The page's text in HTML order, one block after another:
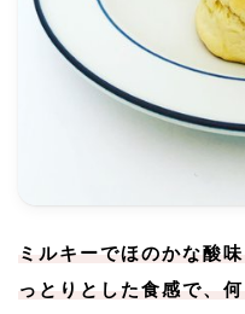
ミルキーでほのかな酸
っとりとした食感で、